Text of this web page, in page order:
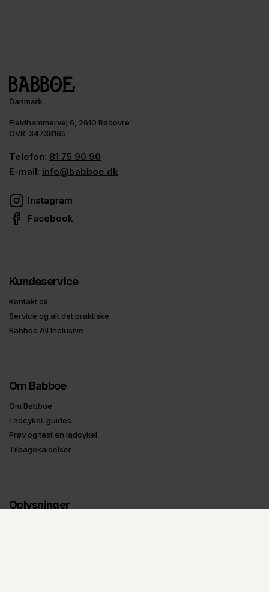
Fjeldhammervej 6, 2610 Rødovre
CVR: 34738165
Telefon: 81 75 90 90
E-mail: info@babboe.dk
Instagram
Facebook
Kundeservice
Kontakt os
Service og alt det praktiske
Babboe All Inclusive
Om Babboe
Om Babboe
Ladcykel-guides
Prøv og test en ladcykel
Tilbagekaldelser
Oplysninger